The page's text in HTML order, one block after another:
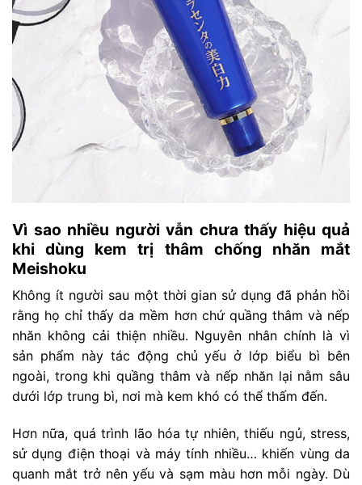
Vì sao nhiều người vẫn chưa thấy hiệu quả
khi dùng kem trị thâm chống nhăn mắt
Meishoku
Không ít người sau một thời gian sử dụng đã phản hồi
rằng họ chỉ thấy da mềm hơn chứ quầng thâm và nếp
nhăn không cải thiện nhiều. Nguyên nhân chính là vì
sản phẩm này tác động chủ yếu ở lớp biểu bì bên
ngoài, trong khi quầng thâm và nếp nhăn lại nằm sâu
dưới lớp trung bì, nơi mà kem khó có thể thấm đến.
Hơn nữa, quá trình lão hóa tự nhiên, thiếu ngủ, stress,
sử dụng điện thoại và máy tính nhiều… khiến vùng da
quanh mắt trở nên yếu và sạm màu hơn mỗi ngày. Dù